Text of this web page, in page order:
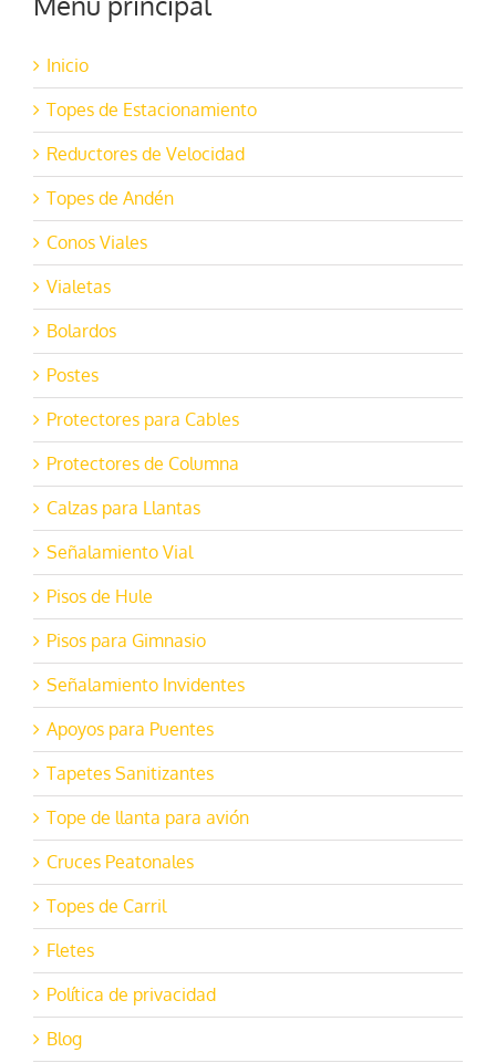
Inicio
Topes de Estacionamiento
Reductores de Velocidad
Topes de Andén
Conos Viales
Vialetas
Bolardos
Postes
Protectores para Cables
Protectores de Columna
Calzas para Llantas
Señalamiento Vial
Pisos de Hule
Pisos para Gimnasio
Señalamiento Invidentes
Apoyos para Puentes
Tapetes Sanitizantes
Tope de llanta para avión
Cruces Peatonales
Topes de Carril
Fletes
Política de privacidad
Blog